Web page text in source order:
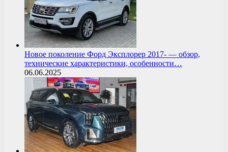
Новое поколение Форд Эксплорер 2017- — обзор,
технические характеристики, особенности…
06.06.2025